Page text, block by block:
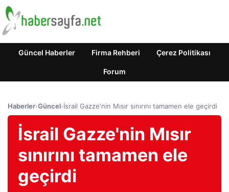
Güncel Haberler Firma Rehberi Çerez Politikası
Forum
Haberler›Güncel›İsrail Gazze'nin Mısır sınırını tamamen ele geçirdi
İsrail Gazze'nin Mısır
sınırını tamamen ele
geçirdi